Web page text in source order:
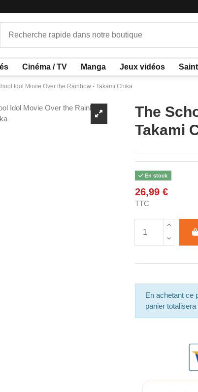
Cinéma / TV Manga Jeux vidéos
Idol Movie Over the Rainbow - Takami Chika
The
Takami
En stock
26,99 €
TTC
En achetant ce
panier totalisera